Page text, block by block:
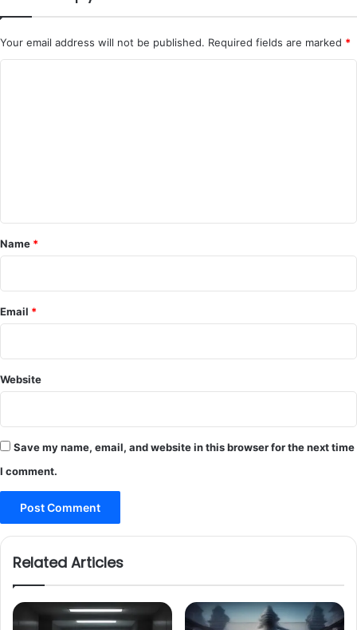
Your email address will not be published. Required fields are marked *
*
Name *
Email *
Website
Save my name, email, and website in this browser for the next time
I comment.
Related Articles